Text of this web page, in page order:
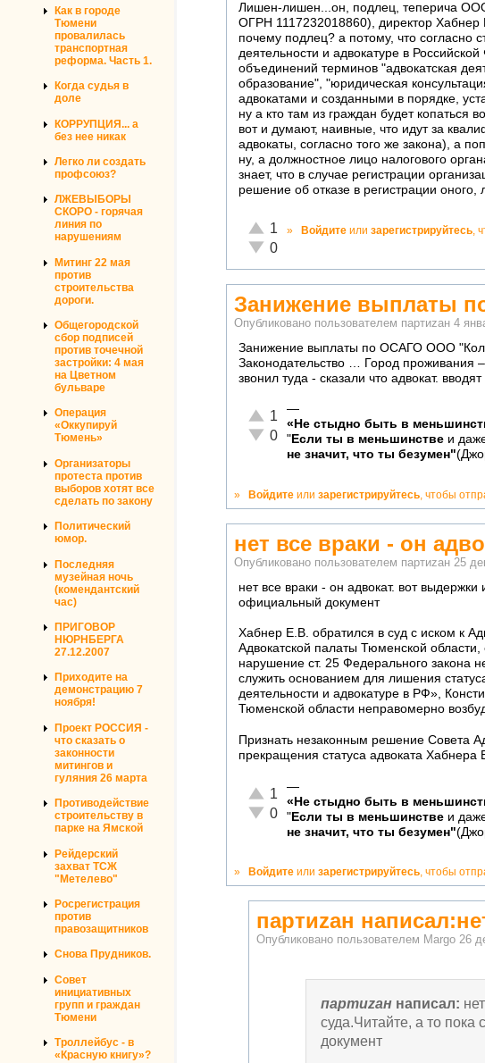
Как в городе
Тюмени
провалилась
транспортная
реформа. Часть 1.
Когда судья в
доле
КОРРУПЦИЯ... а
без нее никак
Легко ли создать
профсоюз?
ЛЖЕВЫБОРЫ
СКОРО - горячая
линия по
нарушениям
Митинг 22 мая
против
строительства
дороги.
Общегородской
сбор подписей
против точечной
застройки: 4 мая
на Цветном
бульваре
Операция
«Оккупируй
Тюмень»
Организаторы
протеста против
выборов хотят все
сделать по закону
Политический
юмор.
Последняя
музейная ночь
(комендантский
час)
ПРИГОВОР
НЮРНБЕРГА
27.12.2007
Приходите на
демонстрацию 7
ноября!
Проект РОССИЯ -
что сказать о
законности
митингов и
гуляния 26 марта
Противодействие
строительству в
парке на Ямской
Рейдерский
захват ТСЖ
"Метелево"
Росрегистрация
против
правозащитников
Снова Прудников.
Совет
инициативных
групп и граждан
Тюмени
Троллейбус - в
«Красную книгу»?
Лишен-лишен...он, подлец, теперича
ОГРН 1117232018860), директор
почему подлец? а потому, что согласно
деятельности и адвокатуре в
объединений терминов "адвокатская
образование", "юридическая
адвокатами и созданными в порядке,
ну а кто там из граждан будет копаться
вот и думают, наивные, что идут за
адвокаты, согласно того же закона), а
ну, а должностное лицо налогового
знает, что в случае регистрации
решение об отказе в регистрации
Отлично!
1
Неадекватно!
0
» Войдите или зарегистрируйтесь ,
Занижение выплаты
Опубликовано пользователем партиzан 4
Занижение выплаты по ОСАГО ООО
Законодательство … Город проживания
звонил туда - сказали что адвокат.
Отлично!
1
Неадекватно!
0
—
«Не стыдно быть в
" Если ты в меньшинстве и
не значит, что ты безумен"
» Войдите или зарегистрируйтесь, чтобы
нет все враки - он
Опубликовано пользователем партиzан 25
нет все враки - он адвокат. вот
официальный документ
Хабнер Е.В. обратился в суд с иском к
Адвокатской палаты Тюменской
нарушение ст. 25 Федерального закона
служить основанием для лишения
деятельности и адвокатуре в РФ»,
Тюменской области неправомерно
Признать незаконным решение Совета
прекращения статуса адвоката Хабнера
Отлично!
1
Неадекватно!
0
—
«Не стыдно быть в
"Если ты в меньшинстве и
не значит, что ты безумен"
» Войдите или зарегистрируйтесь, чтобы
партиzан
Опубликовано пользователем Margo 26
партиzан написал:
суда.Читайте, а то
документ